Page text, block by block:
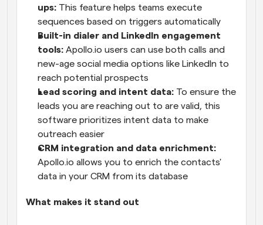
ups: This feature helps teams execute
sequences based on triggers automatically
Built-in dialer and LinkedIn engagement
tools: Apollo.io users can use both calls and
new-age social media options like LinkedIn to
reach potential prospects
Lead scoring and intent data: To ensure the
leads you are reaching out to are valid, this
software prioritizes intent data to make
outreach easier
CRM integration and data enrichment:
Apollo.io allows you to enrich the contacts'
data in your CRM from its database
What makes it stand out